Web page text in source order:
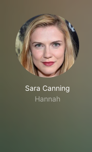
Sara Canning
Hannah